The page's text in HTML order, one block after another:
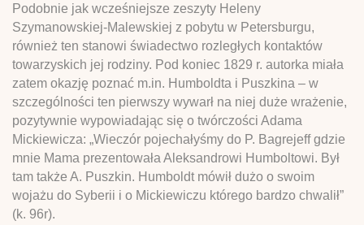
Podobnie jak wcześniejsze zeszyty Heleny
Szymanowskiej-Malewskiej z pobytu w Petersburgu,
również ten stanowi świadectwo rozległych kontaktów
towarzyskich jej rodziny. Pod koniec 1829 r. autorka miała
zatem okazję poznać m.in. Humboldta i Puszkina – w
szczególności ten pierwszy wywarł na niej duże wrażenie,
pozytywnie wypowiadając się o twórczości Adama
Mickiewicza: „Wieczór pojechałyśmy do P. Bagrejeff gdzie
mnie Mama prezentowała Aleksandrowi Humboltowi. Był
tam także A. Puszkin. Humboldt mówił dużo o swoim
wojażu do Syberii i o Mickiewiczu którego bardzo chwalił”
(k. 96r).